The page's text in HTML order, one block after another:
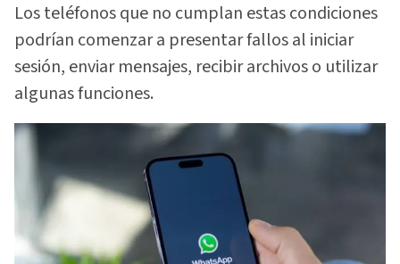
Los teléfonos que no cumplan estas condiciones
podrían comenzar a presentar fallos al iniciar
sesión, enviar mensajes, recibir archivos o utilizar
algunas funciones.